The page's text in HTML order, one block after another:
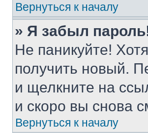
Вернуться к началу
» Я забыл
Не паникуйте!
получить новый.
и щелкните на
и скоро вы снова
Вернуться к началу